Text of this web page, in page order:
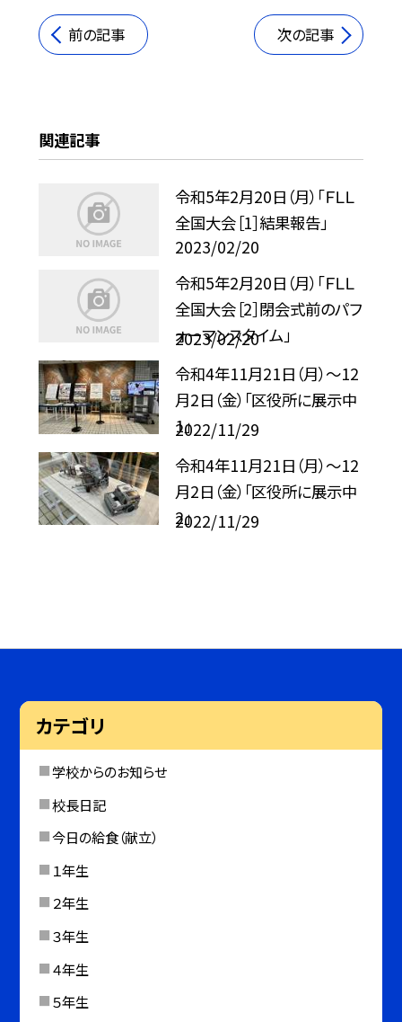
前の記事 次の記事
関連記事
令和5年2月20日（月）「ＦＬＬ
全国大会［1］結果報告」
2023/02/20
令和5年2月20日（月）「ＦＬＬ
全国大会［2］閉会式前のパフ
ォーマンスタイム」
2023/02/20
令和4年11月21日（月）〜12
月2日（金）「区役所に展示中
1」
2022/11/29
令和4年11月21日（月）〜12
月2日（金）「区役所に展示中
2」
2022/11/29
カテゴリ
学校からのお知らせ
校長日記
今日の給食（献立）
１年生
２年生
３年生
４年生
５年生